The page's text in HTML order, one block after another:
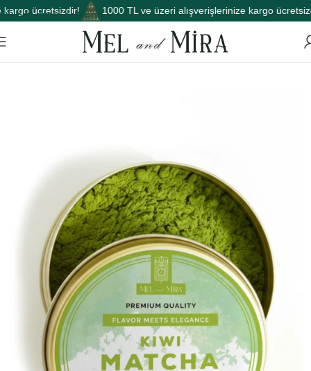
Skip to main content
ücretsizdir! 1000 TL ve üzeri alışverişlerinize kargo
Matcha Aromalı Matcha